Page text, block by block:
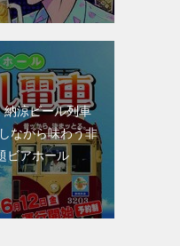
納涼ビール列車
ながら味わう非
ビアホール